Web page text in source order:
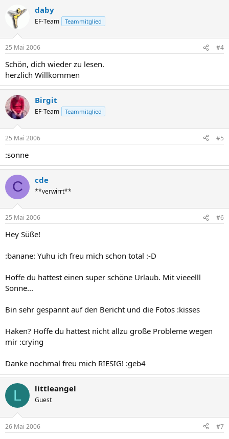
daby
EF-Team Teammitglied
25 Mai 2006 #4
Schön, dich wieder zu lesen.
herzlich Willkommen
Birgit
EF-Team Teammitglied
25 Mai 2006 #5
:sonne
C cde
**verwirrt**
25 Mai 2006 #6
Hey Süße!
:banane: Yuhu ich freu mich schon total :-D
Hoffe du hattest einen super schöne Urlaub. Mit vieeelll
Sonne...
Bin sehr gespannt auf den Bericht und die Fotos :kisses
Haken? Hoffe du hattest nicht allzu große Probleme wegen
mir :crying
Danke nochmal freu mich RIESIG! :geb4
L littleangel
Guest
26 Mai 2006 #7